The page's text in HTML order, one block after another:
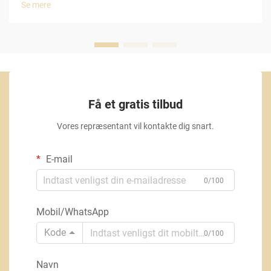
Se mere
Få et gratis tilbud
Vores repræsentant vil kontakte dig snart.
E-mail
0/100
Mobil/WhatsApp
Kode
0/100
Navn